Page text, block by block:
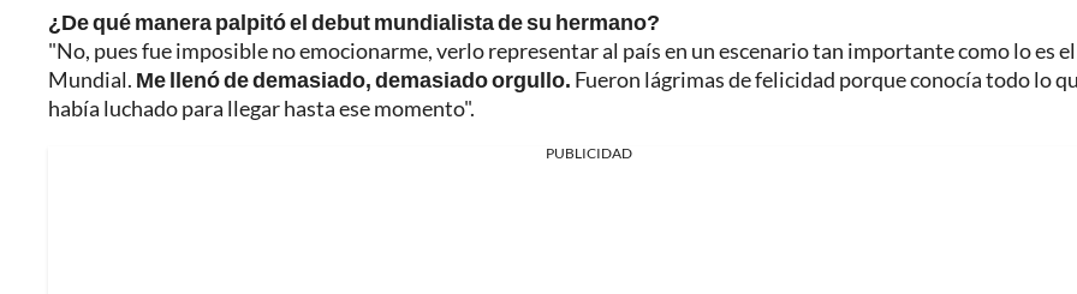
¿De qué manera palpitó el debut mundialista de su hermano?
"No, pues fue imposible no emocionarme, verlo representar al país en un escenario tan importante como lo es el
Mundial. Me llenó de demasiado, demasiado orgullo. Fueron lágrimas de felicidad porque conocía todo lo
había luchado para llegar hasta ese momento".
PUBLICIDAD